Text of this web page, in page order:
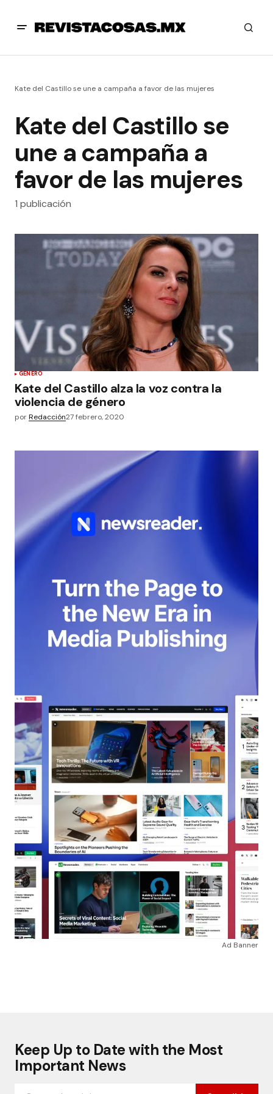
Kate del Castillo se une a campaña a favor de las mujeres
Kate del Castillo se
une a campaña a
favor de las mujeres
1 publicación
GÉNERO
Kate del Castillo alza la voz contra la
violencia de género
porRedacción27 febrero, 2020
Ad Banner
Keep Up to Date with the Most
Important News